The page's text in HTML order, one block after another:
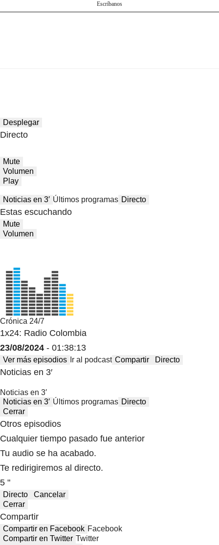
Escríbanos
Desplegar
Directo
Mute
Volumen
Play
Noticias en 3′ Últimos programas Directo
Estas escuchando
Mute
Volumen
Crónica 24/7
1x24: Radio Colombia
23/08/2024 - 01:38:13
Ver más episodios Ir al podcast Compartir Directo
Noticias en 3′
Noticias en 3′
Noticias en 3′ Últimos programas Directo
Cerrar
Otros episodios
Cualquier tiempo pasado fue anterior
Tu audio se ha acabado.
Te redirigiremos al directo.
5 "
Directo
Cancelar
Cerrar
Compartir
Compartir en Facebook Facebook
Compartir en Twitter Twitter